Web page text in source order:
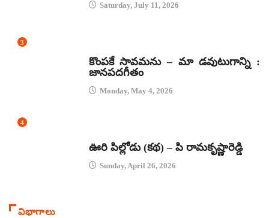
Saturday, July 11, 2026
3
కొంపకే సావమను – మా డవుటుగాన్ని :
జానపదగీతం
Monday, May 4, 2026
4
ఊరి పిల్లోడు (కథ) – పి రామకృష్ణారెడ్డి
Sunday, April 26, 2026
విభాగాలు